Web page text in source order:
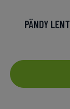
PÄNDY